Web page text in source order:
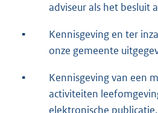
adviseur als het besluit
▪
Kennisgeving en ter
onze gemeente
▪
Kennisgeving van een
activiteiten
elektronische publicatie.